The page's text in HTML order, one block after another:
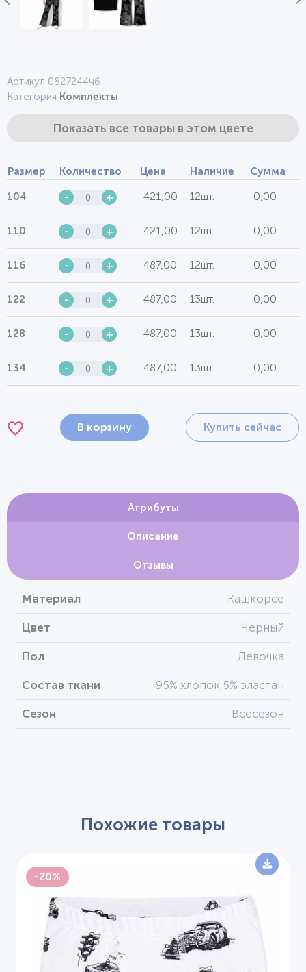
Артикул 0827244чб
Категория Комплекты
Показать все товары в этом цвете
Размер Количество Цена Наличие Сумма
104 - + 421,00 12шт. 0,00
110 - + 421,00 12шт. 0,00
116 - + 487,00 12шт. 0,00
122 - + 487,00 13шт. 0,00
128 - + 487,00 13шт. 0,00
134 - + 487,00 13шт. 0,00
В корзину Купить сейчас
Атрибуты
Описание
Отзывы
Материал Кашкорсе
Цвет Черный
Пол Девочка
Состав ткани 95% хлопок 5% эластан
Сезон Всесезон
Похожие товары
-20%